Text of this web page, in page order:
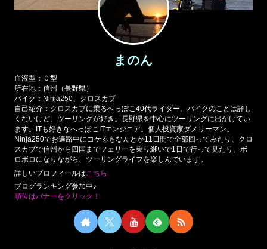
まのん
血液型：０型
所在地：信州（長野県）
バイク：Ninja250、クロスカブ
自己紹介：クロスカブに乗るへっぽこ40代ライダー。バイクのことは詳し
くないけど、ツーリングが好き。長野県を中心にツーリングに出かけてい
ます。ITも好きなへっぽこITエンジニア。個人投資家ダメリーマン。
Ninja250でお遍路中にコケるもなんとか11日間で全部回ってみたり、クロ
スカブで信州から四国までフェリーを乗り継いで1日で行って見たり、ボ
ロボロになりながら、ツーリングライフを楽しんでいます。
詳しいプロフィールは こちら
ブログランキング参加中♪
順位はバナーをクリック！